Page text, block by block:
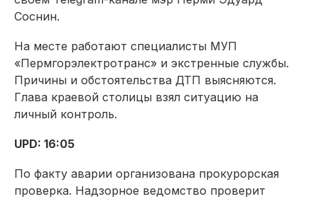
Соснин.
На месте работают специалисты МУП
«Пермгорэлектротранс» и экстренные службы.
Причины и обстоятельства ДТП выясняются.
Глава краевой столицы взял ситуацию на
личный контроль.
UPD: 16:05
По факту аварии организована прокурорская
проверка. Надзорное ведомство проверит